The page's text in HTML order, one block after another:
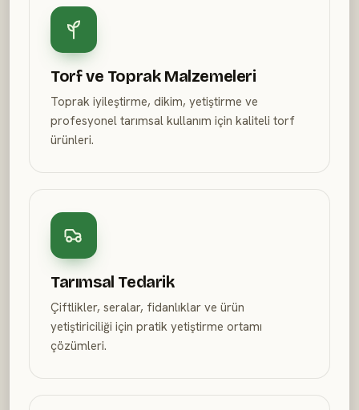
Torf ve Toprak Malzemeleri
Toprak iyileştirme, dikim, yetiştirme ve
profesyonel tarımsal kullanım için kaliteli torf
ürünleri.
Tarımsal Tedarik
Çiftlikler, seralar, fidanlıklar ve ürün
yetiştiriciliği için pratik yetiştirme ortamı
çözümleri.